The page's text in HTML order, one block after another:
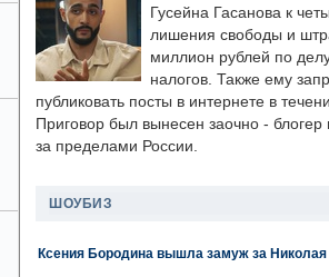
Гусейна Гасанова к
лишения свободы и
миллион рублей по
налогов. Также ему
публиковать посты в интернете в
Приговор был вынесен заочно - блогер
за пределами России.
ШОУБИЗ
Ксения Бородина вышла замуж за